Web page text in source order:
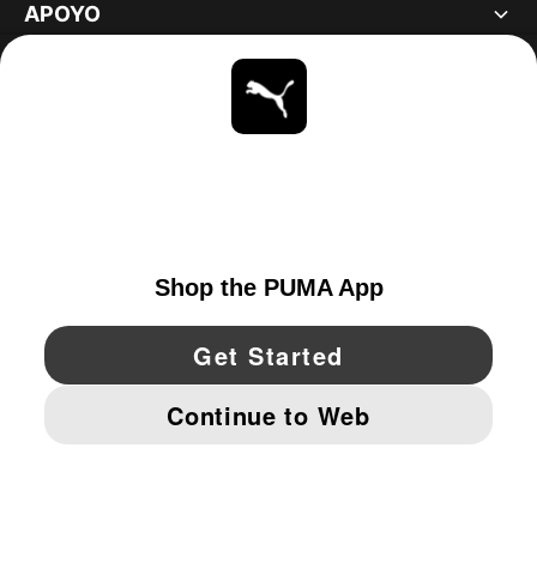
APOYO
YouTube Twitter Pinterest
IMPRINT AND LEGAL DATA